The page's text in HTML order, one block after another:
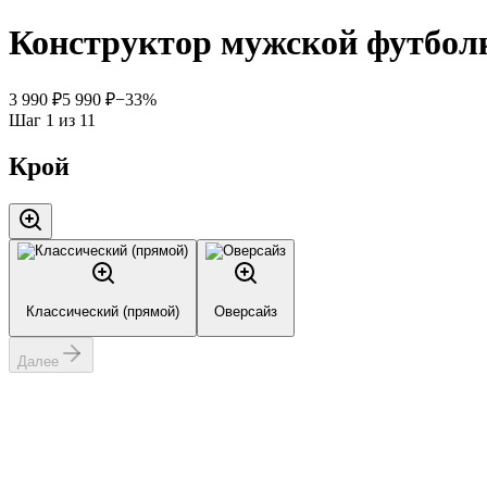
Конструктор мужской
3 990 ₽5 990 ₽−33%
Шаг 1 из 11
Крой
Классический (прямой) Оверсайз
Далее